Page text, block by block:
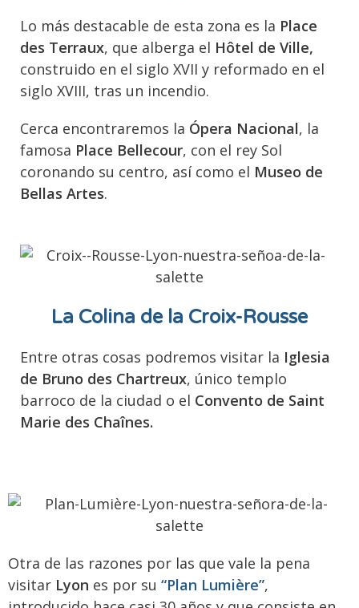
Lo más destacable de esta zona es la Place
des Terraux, que alberga el Hôtel de Ville,
construido en el siglo XVII y reformado en el
siglo XVIII, tras un incendio.
Cerca encontraremos la Ópera Nacional, la
famosa Place Bellecour, con el rey Sol
coronando su centro, así como el Museo de
Bellas Artes.
La Colina de la Croix-Rousse
Entre otras cosas podremos visitar la Iglesia
de Bruno des Chartreux, único templo
barroco de la ciudad o el Convento de Saint
Marie des Chaînes.
Otra de las razones por las que vale la pena
visitar Lyon es por su “Plan Lumière”,